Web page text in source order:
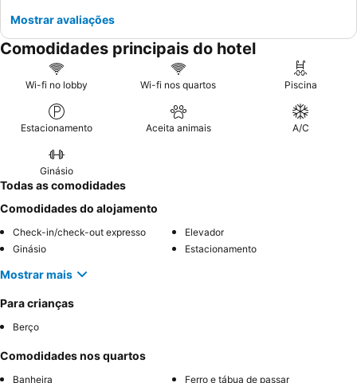
Mostrar avaliações
Comodidades principais do hotel
Wi-fi no lobby Wi-fi nos quartos Piscina
Estacionamento Aceita animais A/C
Ginásio
Todas as comodidades
Comodidades do alojamento
Check-in/check-out expresso
Elevador
Ginásio
Estacionamento
Mostrar mais
Para crianças
Berço
Comodidades nos quartos
Banheira Ferro e tábua de passar